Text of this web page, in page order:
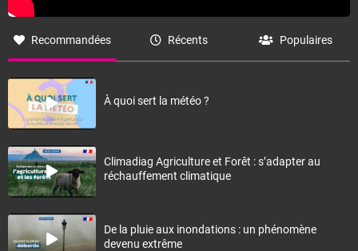
Recommandées Récents Populaires
À quoi sert la météo ?
Climadiag Agriculture et Forêt : s’adapter au
réchauffement climatique
De la pluie aux inondations : un phénomène
devenu extrême